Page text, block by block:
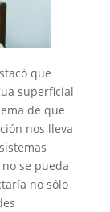
que
superficial
de que
nos lleva
se pueda
no sólo